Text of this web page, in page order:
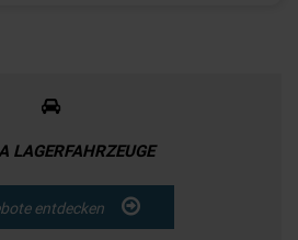
LAGERFAHRZEUGE
entdecken